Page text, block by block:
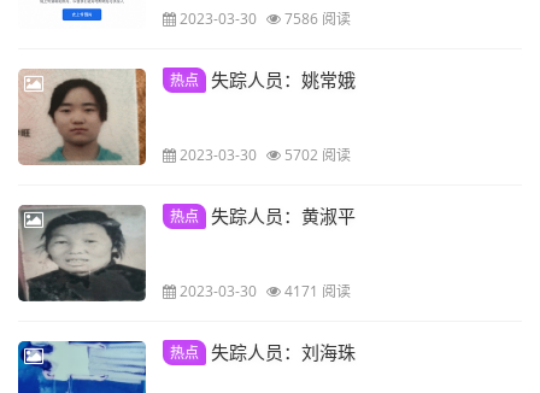
2023-03-30 7586 阅读
热点 失踪人员：姚常娥
2023-03-30 5702 阅读
热点 失踪人员：黄淑平
2023-03-30 4171 阅读
热点 失踪人员：刘海珠